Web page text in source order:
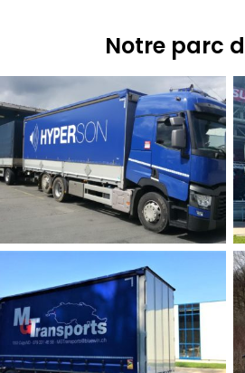
Notre parc